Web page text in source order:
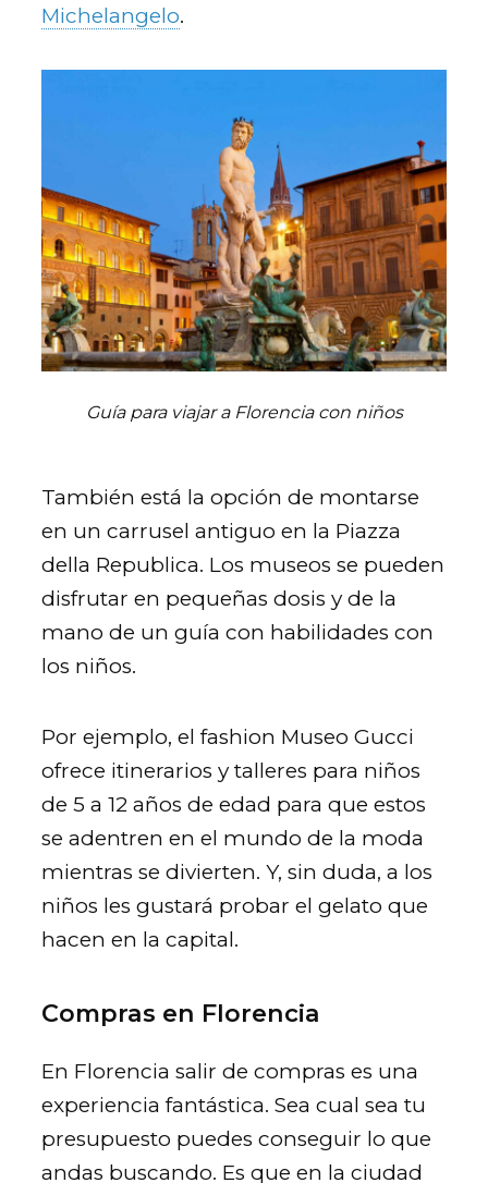
Michelangelo.
Guía para viajar a Florencia con niños
También está la opción de montarse
en un carrusel antiguo en la Piazza
della Republica. Los museos se pueden
disfrutar en pequeñas dosis y de la
mano de un guía con habilidades con
los niños.
Por ejemplo, el fashion Museo Gucci
ofrece itinerarios y talleres para niños
de 5 a 12 años de edad para que estos
se adentren en el mundo de la moda
mientras se divierten. Y, sin duda, a los
niños les gustará probar el gelato que
hacen en la capital.
Compras en Florencia
En Florencia salir de compras es una
experiencia fantástica. Sea cual sea tu
presupuesto puedes conseguir lo que
andas buscando. Es que en la ciudad